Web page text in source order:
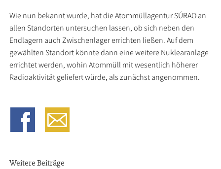
Wie nun bekannt wurde, hat die Atommüllagentur SÚRAO an
allen Standorten untersuchen lassen, ob sich neben den
Endlagern auch Zwischenlager errichten ließen. Auf dem
gewählten Standort könnte dann eine weitere Nuklearanlage
errichtet werden, wohin Atommüll mit wesentlich höherer
Radioaktivität geliefert würde, als zunächst angenommen.
Weitere Beiträge